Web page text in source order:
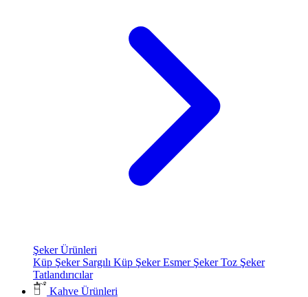
Şeker Ürünleri
Küp Şeker Sargılı Küp ŞekerEsmer ŞekerToz Şeker
Tatlandırıcılar
Kahve Ürünleri